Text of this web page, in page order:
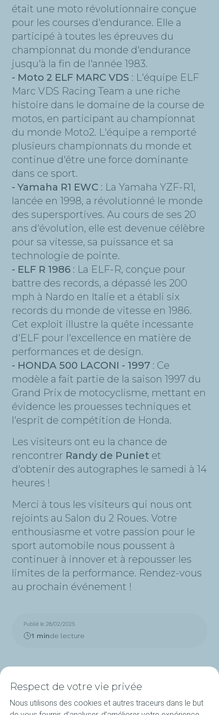
était une moto révolutionnaire conçue
pour les courses d'endurance. Elle a
participé à toutes les épreuves du
championnat du monde d'endurance
jusqu'à la fin de l'année 1983.
- Moto 2 ELF MARC VDS : L'équipe ELF
Marc VDS Racing Team a une riche
histoire dans le domaine de la course de
motos, en participant au championnat
du monde Moto2. L'équipe a remporté
plusieurs championnats du monde et
continue d'être une force dominante
dans ce sport.
- Yamaha R1 EWC : La Yamaha YZF-R1,
lancée en 1998, a révolutionné le monde
des supersportives. Au cours de ses 20
ans d'évolution, elle est devenue célèbre
pour sa vitesse, sa puissance et sa
technologie de pointe.
- ELF R 1986 : La ELF-R, conçue pour
battre des records, a dépassé les 200
mph à Nardo en Italie et a établi six
records du monde de vitesse en 1986.
Cet exploit illustre la quête incessante
d'ELF pour l'excellence en matière de
performances et de design.
- HONDA 500 LACONI - 1997 : Ce
modèle a fait partie de la saison 1997 du
Grand Prix de motocyclisme, mettant en
évidence les prouesses techniques et
l'esprit de compétition de Honda.
Les visiteurs ont eu la chance de
rencontrer Randy de Puniet et
d'obtenir des autographes le samedi à 14
heures !
Merci à tous les visiteurs qui nous ont
rejoints au Salon du 2 Roues. Votre
enthousiasme et votre passion pour le
sport automobile nous poussent à
continuer à innover et à repousser les
limites de la performance. Rendez-vous
au prochain événement !
Publié le 28/02/2025
1 minde lecture
Respect de votre vie privée
Nous utilisons des cookies et autres traceurs dans le but